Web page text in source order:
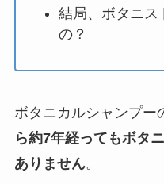
結局、ボタニス
の？
ボタニカルシャンプー
ら約7年経ってもボタ
ありません。